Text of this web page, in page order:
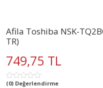
Afila Toshiba NSK-
TR)
749,75 TL
(0) Değerlendirme